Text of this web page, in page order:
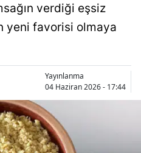
verdiği eşsiz
yeni favorisi olmaya
Yayınlanma
04 Haziran 2026 - 17:44